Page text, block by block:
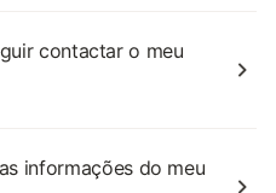
contactar o meu
informações do meu